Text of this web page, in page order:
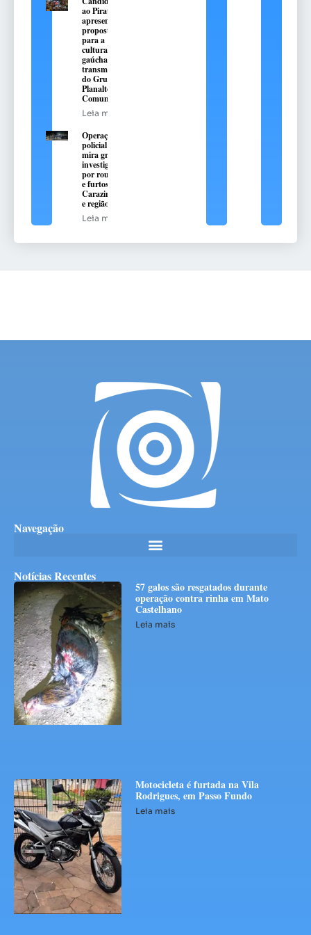
ao Piratini
apresentarão
propostas
para a
cultura
gaúcha com
transmissão
do Grupo
Planalto de
Comunicação
Leia mais
Operação
policial
mira grupo
investigado
por roubos
e furtos em
Carazinho
e região
Leia mais
Navegação
Notícias Recentes
57 galos são resgatados durante
operação contra rinha em Mato
Castelhano
Leia mais
Motocicleta é furtada na Vila
Rodrigues, em Passo Fundo
Leia mais